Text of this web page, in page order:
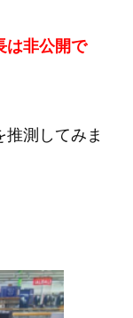
は非公開で
測してみま